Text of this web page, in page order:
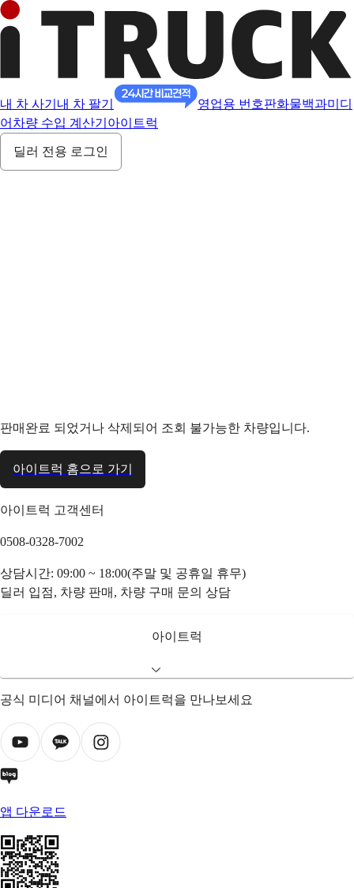
내 차 사기 내 차 팔기 영업용 번호판화물백과미디
어 차량 수입 계산기 아이트럭
딜러 전용 로그인
판매완료 되었거나 삭제되어 조회 불가능한 차량입니다.
아이트럭 홈으로 가기
아이트럭 고객센터
0508-0328-7002
상담시간: 09:00 ~ 18:00(주말 및 공휴일 휴무)
딜러 입점, 차량 판매, 차량 구매 문의 상담
아이트럭
공식 미디어 채널에서 아이트럭을 만나보세요
앱 다운로드